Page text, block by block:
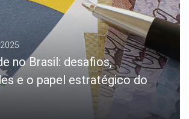
no Brasil: desafios,
e o papel estratégico do